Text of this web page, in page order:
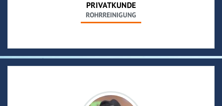
PRIVATKUNDE
ROHRREINIGUNG